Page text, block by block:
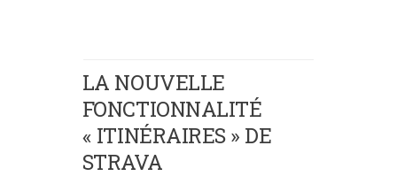
LA NOUVELLE
FONCTIONNALITÉ
« ITINÉRAIRES » DE
STRAVA